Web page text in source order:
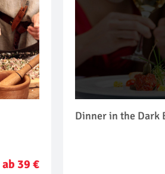
ab 39 €
Dinner in the Dark